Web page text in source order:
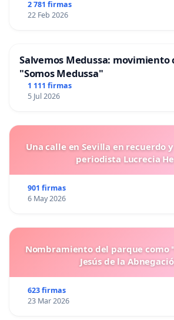
2 781 firmas
22 Feb 2026
Salvemos Medussa: movimiento
"Somos Medussa"
1 111 firmas
5 Jul 2026
Una calle en Sevilla en recuerdo
periodista Lucrecia
901 firmas
6 May 2026
Nombramiento del parque como
Jesús de la
623 firmas
23 Mar 2026